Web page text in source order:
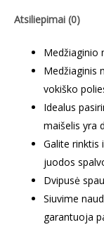
Atsiliepimai (0)
Medžiaginio
Medžiaginis
vokiško
Idealus
maišelis yra
Galite rinktis
juodos
Dvipusė
Siuvime
garantuoja